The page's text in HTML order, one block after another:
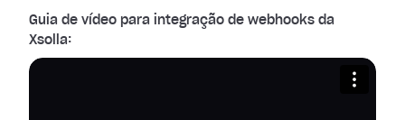
Guia de vídeo para integração de webhooks da
Xsolla: